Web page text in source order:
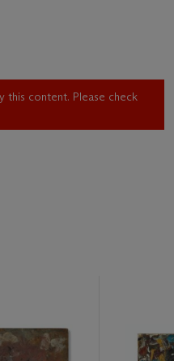
elle séjourne à partir de
à nouveau aux reflets
méditerranée que Berthe
avec Le Port de
années auparavant. Si
deBateaux à quai
beau-frère Édouard Manet.
this content. Please check